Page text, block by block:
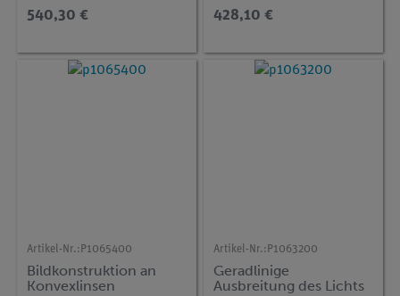
540,30 € 428,10 €
Artikel-Nr.: P1065400
Bildkonstruktion an
Konvexlinsen
Artikel-Nr.: P1063200
Geradlinige
Ausbreitung des Lichts